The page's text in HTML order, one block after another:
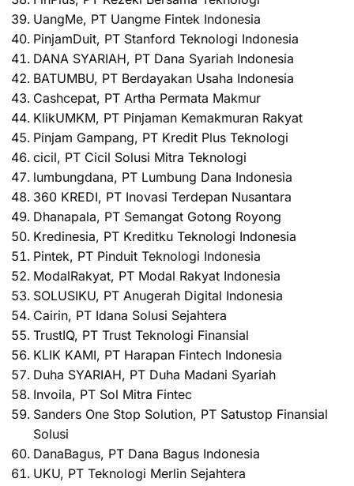
UangMe, PT Uangme Fintek Indonesia
PinjamDuit, PT Stanford Teknologi Indonesia
DANA SYARIAH, PT Dana Syariah Indonesia
BATUMBU, PT Berdayakan Usaha Indonesia
Cashcepat, PT Artha Permata Makmur
KlikUMKM, PT Pinjaman Kemakmuran Rakyat
Pinjam Gampang, PT Kredit Plus Teknologi
cicil, PT Cicil Solusi Mitra Teknologi
lumbungdana, PT Lumbung Dana Indonesia
360 KREDI, PT Inovasi Terdepan Nusantara
Dhanapala, PT Semangat Gotong Royong
Kredinesia, PT Kreditku Teknologi Indonesia
Pintek, PT Pinduit Teknologi Indonesia
ModalRakyat, PT Modal Rakyat Indonesia
SOLUSIKU, PT Anugerah Digital Indonesia
Cairin, PT Idana Solusi Sejahtera
TrustIQ, PT Trust Teknologi Finansial
KLIK KAMI, PT Harapan Fintech Indonesia
Duha SYARIAH, PT Duha Madani Syariah
Invoila, PT Sol Mitra Fintec
Sanders One Stop Solution, PT Satustop Finansial
Solusi
DanaBagus, PT Dana Bagus Indonesia
UKU, PT Teknologi Merlin Sejahtera